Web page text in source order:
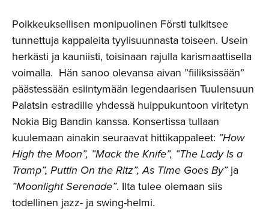
Poikkeuksellisen monipuolinen Försti tulkitsee
tunnettuja kappaleita tyylisuunnasta toiseen. Usein
herkästi ja kauniisti, toisinaan rajulla karismaattisella
voimalla. Hän sanoo olevansa aivan ”fiiliksissään”
päästessään esiintymään legendaarisen Tuulensuun
Palatsin estradille yhdessä huippukuntoon viritetyn
Nokia Big Bandin kanssa. Konsertissa tullaan
kuulemaan ainakin seuraavat hittikappaleet: ”How
High the Moon”, ”Mack the Knife”, ”The Lady Is a
Tramp”, Puttin On the Ritz”, As Time Goes By”ja
”Moonlight Serenade”. Ilta tulee olemaan siis
todellinen jazz- ja swing-helmi.